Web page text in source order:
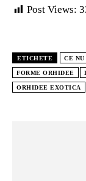
Post Views:
ETICHETE CE
FORME ORHIDEE
ORHIDEE EXOTICA